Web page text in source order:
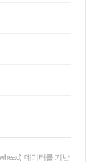
데이터를 기반